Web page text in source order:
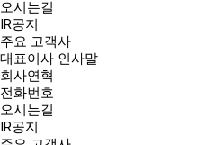
오시는길
IR공지
주요 고객사
대표이사 인사말
회사연혁
전화번호
오시는길
IR공지